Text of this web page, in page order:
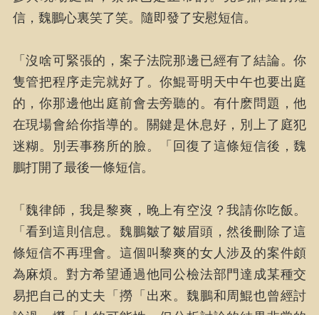
信，魏鵬心裏笑了笑。隨即發了安慰短信。
「沒啥可緊張的，案子法院那邊已經有了結論。你
隻管把程序走完就好了。你鯤哥明天中午也要出庭
的，你那邊他出庭前會去旁聽的。有什麽問題，他
在現場會給你指導的。關鍵是休息好，別上了庭犯
迷糊。別丟事務所的臉。「回復了這條短信後，魏
鵬打開了最後一條短信。
「魏律師，我是黎爽，晚上有空沒？我請你吃飯。
「看到這則信息。魏鵬皺了皺眉頭，然後刪除了這
條短信不再理會。這個叫黎爽的女人涉及的案件頗
為麻煩。對方希望通過他同公檢法部門達成某種交
易把自己的丈夫「撈「出來。魏鵬和周鯤也曾經討